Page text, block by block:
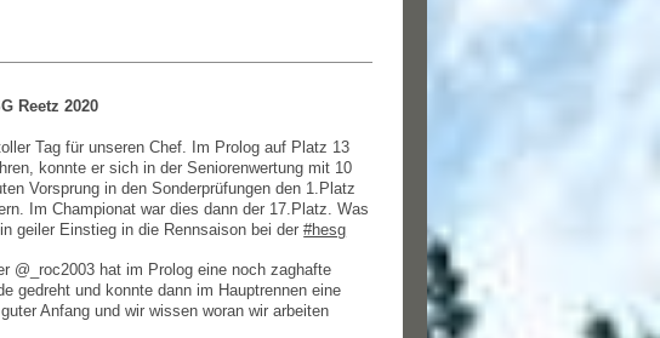
Reetz 2020
Tag für unseren Chef. Im Prolog auf Platz 13
konnte er sich in der Seniorenwertung mit 10
Vorsprung in den Sonderprüfungen den 1.Platz
Im Championat war dies dann der 17.Platz. Was
geiler Einstieg in die Rennsaison bei der#hesg
@_roc2003 hat im Prolog eine noch zaghafte
gedreht und konnte dann im Hauptrennen eine
Anfang und wir wissen woran wir arbeiten